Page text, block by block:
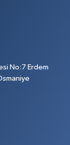
No:7 Erdem